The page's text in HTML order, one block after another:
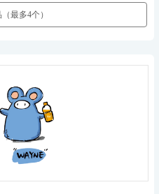
最多4个）